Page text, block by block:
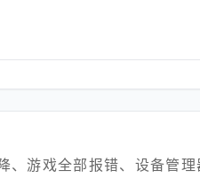
游戏全部报错、设备管理